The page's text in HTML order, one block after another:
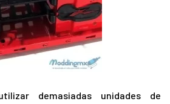
demasiadas unidades de